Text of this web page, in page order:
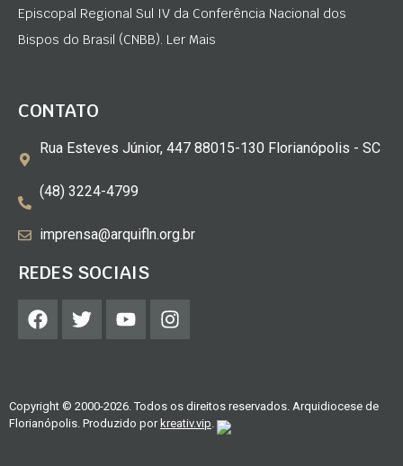
Episcopal Regional Sul IV da Conferência Nacional dos
Bispos do Brasil (CNBB). Ler Mais
CONTATO
Rua Esteves Júnior, 447 88015-130 Florianópolis - SC
(48) 3224-4799
imprensa@arquifln.org.br
REDES SOCIAIS
Copyright © 2000-2026. Todos os direitos reservados. Arquidiocese de
Florianópolis. Produzido por kreativ.vip.